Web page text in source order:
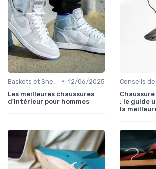
• 12/06/2025
Les meilleures chaussures
d'intérieur pour hommes
: le guide
la